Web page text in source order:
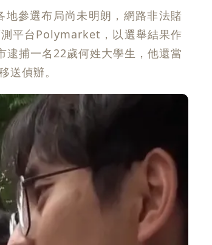
地參選布局尚未明朗，網路非法賭
平台Polymarket，以選舉結果作
逮捕一名22歲何姓大學生，他還當
送偵辦。